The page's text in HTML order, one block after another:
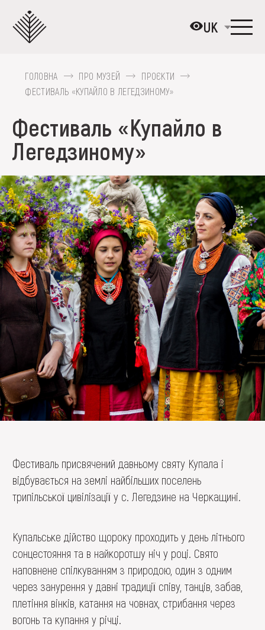
основного
вмісту
UK
ПРО МУЗЕЙ
ВИСТАВКИ ТА ПОДІЇ
МЕДІА
ВІДВІДАТИ
НАВЧИТИСЯ
ПОСЛУГИ
FAQ
ОНЛАЙН-КРАМНИЦЯ
ПІДТРИМАТИ
ГОЛОВНА ПРО МУЗЕЙ
ПРОЄКТИ
ФЕСТИВАЛЬ «КУПАЙЛО В ЛЕГЕДЗИНОМУ»
Фестиваль «Купайло в
Легедзиному»
Фестиваль присвячений давньому святу Купала і
відбувається на землі найбільших поселень
трипільської цивілізації у с. Легедзине на Черкащині.
Купальське дійство щороку проходить у день літнього
сонцестояння та в найкоротшу ніч у році. Свято
наповнене спілкуванням з природою, один з одним
через занурення у давні традиції співу, танців, забав,
плетіння вінків, катання на човнах, стрибання через
вогонь та купання у річці.